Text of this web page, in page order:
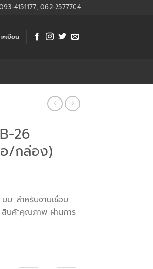
4151177, 062-2577704
เบียน
26
/กล่อง)
ม. สำหรับงานเชื่อม
สินค้าคุณภาพ ผ่านการ